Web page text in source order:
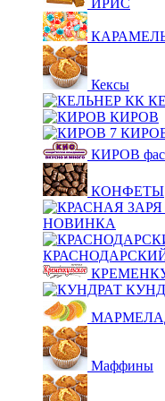
ИРИС
Кексы
КИРОВ
КИРОВ
КОНФЕТЫ
НОВИНКА
Маффины